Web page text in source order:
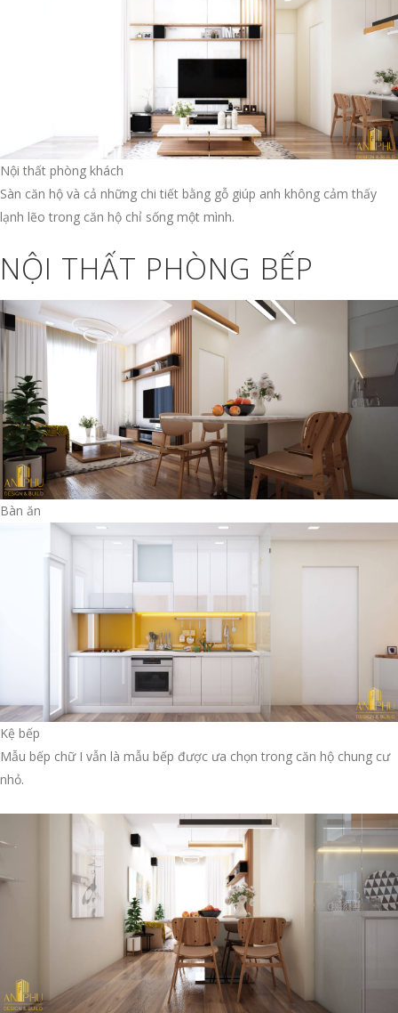
Nội thất phòng khách
Sàn căn hộ và cả những chi tiết bằng gỗ giúp anh không cảm thấy
lạnh lẽo trong căn hộ chỉ sống một mình.
NỘI THẤT PHÒNG BẾP
Bàn ăn
Kệ bếp
Mẫu bếp chữ I vẫn là mẫu bếp được ưa chọn trong căn hộ chung cư
nhỏ.